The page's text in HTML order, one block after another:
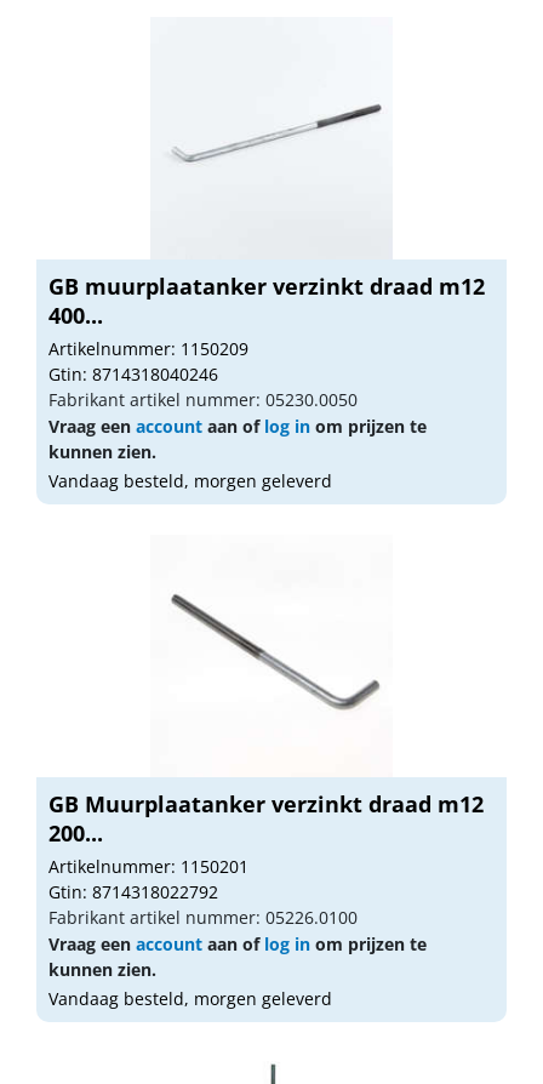
GB muurplaatanker verzinkt draad m12
400...
Artikelnummer: 1150209
Gtin: 8714318040246
Fabrikant artikel nummer: 05230.0050
Vraag een account aan of log in om prijzen te
kunnen zien.
Vandaag besteld, morgen geleverd
GB Muurplaatanker verzinkt draad m12
200...
Artikelnummer: 1150201
Gtin: 8714318022792
Fabrikant artikel nummer: 05226.0100
Vraag een account aan of log in om prijzen te
kunnen zien.
Vandaag besteld, morgen geleverd